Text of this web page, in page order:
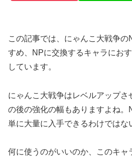
この記事では、にゃんこ大戦争
すめ、NPに交換するキャラにお
しています。
にゃんこ大戦争はレベルアップさ
の後の強化の幅もありますよね。
単に大量に入手できるわけではな
何に使うのがいいのか、このキャ